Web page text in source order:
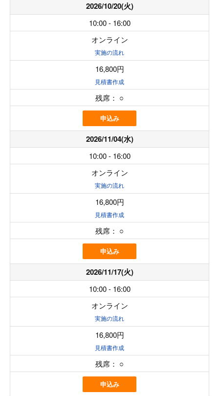
2026/10/20(火)
10:00 - 16:00
オンライン
実施の流れ
16,800円
見積書作成
残席： ○
申込み
2026/11/04(水)
10:00 - 16:00
オンライン
実施の流れ
16,800円
見積書作成
残席： ○
申込み
2026/11/17(火)
10:00 - 16:00
オンライン
実施の流れ
16,800円
見積書作成
残席： ○
申込み